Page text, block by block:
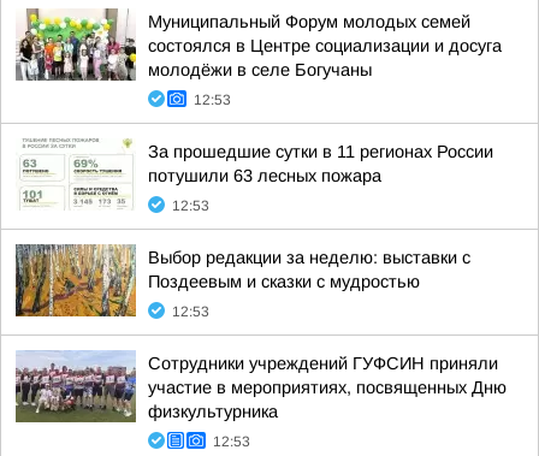
Муниципальный Форум молодых семей
состоялся в Центре социализации и досуга
молодёжи в селе Богучаны
12:53
За прошедшие сутки в 11 регионах России
потушили 63 лесных пожара
12:53
Выбор редакции за неделю: выставки с
Поздеевым и сказки с мудростью
12:53
Сотрудники учреждений ГУФСИН приняли
участие в мероприятиях, посвященных Дню
физкультурника
12:53